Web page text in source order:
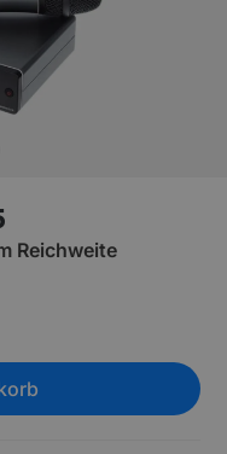
Reichweite